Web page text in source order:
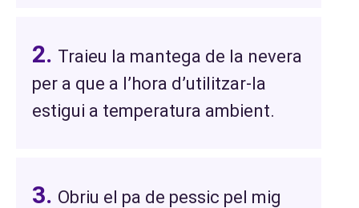
Traieu la mantega de la nevera
per a que a l’hora d’utilitzar-la
estigui a temperatura ambient.
Obriu el pa de pessic pel mig